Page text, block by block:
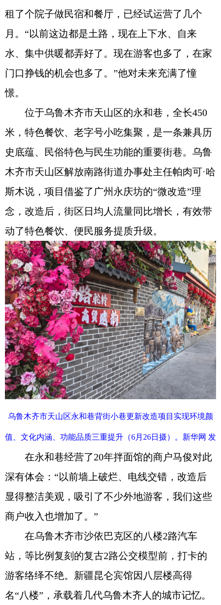
租了个院子做民宿和餐厅，已经试运营了几个
月。“以前这边都是土路，现在上下水、自来
水、集中供暖都弄好了。现在游客也多了，在家
门口挣钱的机会也多了。”他对未来充满了憧
憬。
位于乌鲁木齐市天山区的永和巷，全长450
米，特色餐饮、老字号小吃集聚，是一条兼具历
史底蕴、民俗特色与民生功能的重要街巷。乌鲁
木齐市天山区解放南路街道办事处主任帕肉可·哈
斯木说，项目借鉴了广州永庆坊的“微改造”理
念，改造后，街区日均人流量同比增长，有效带
动了特色餐饮、便民服务提质升级。
乌鲁木齐市天山区永和巷背街小巷更新改造项目实现环境颜
值、文化内涵、功能品质三重提升（6月26日摄）。新华网 发
在永和巷经营了20年拌面馆的商户马俊对此
深有体会：“以前墙上破烂、电线交错，改造后
显得整洁美观，吸引了不少外地游客，我们这些
商户收入也增加了。”
在乌鲁木齐市沙依巴克区的八楼2路汽车
站，等比例复刻的复古2路公交模型前，打卡的
游客络绎不绝。新疆昆仑宾馆因八层楼高得
名“八楼”，承载着几代乌鲁木齐人的城市记忆。